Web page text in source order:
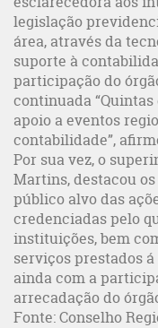
legislação
área, através da
suporte à
participação do
continuada
apoio a eventos
contabilidade”,
Por sua vez, o
Martins, destacou
público alvo das
credenciadas pelo
instituições, bem
serviços prestados
ainda com a
arrecadação do
Fonte: Conselho